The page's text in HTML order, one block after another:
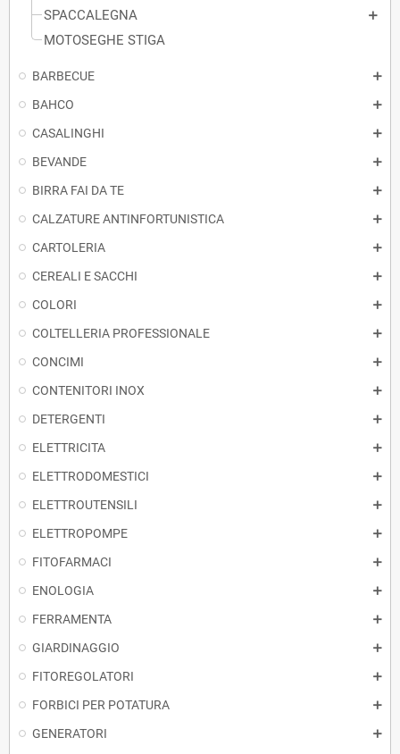
SPACCALEGNA
MOTOSEGHE STIGA
BARBECUE
BAHCO
CASALINGHI
BEVANDE
BIRRA FAI DA TE
CALZATURE ANTINFORTUNISTICA
CARTOLERIA
CEREALI E SACCHI
COLORI
COLTELLERIA PROFESSIONALE
CONCIMI
CONTENITORI INOX
DETERGENTI
ELETTRICITA
ELETTRODOMESTICI
ELETTROUTENSILI
ELETTROPOMPE
FITOFARMACI
ENOLOGIA
FERRAMENTA
GIARDINAGGIO
FITOREGOLATORI
FORBICI PER POTATURA
GENERATORI